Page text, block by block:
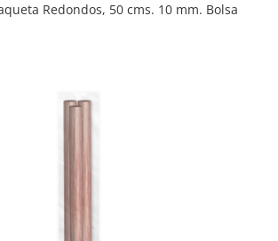
Redondos, 50 cms. 10 mm. Bolsa